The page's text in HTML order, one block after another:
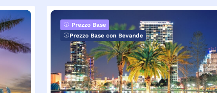
Prezzo Base
Prezzo Base con Bevande